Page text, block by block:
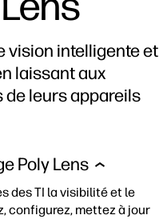
vision intelligente et
laissant aux
leurs appareils
Poly Lens
des TI la visibilité et le
configurez, mettez à jour